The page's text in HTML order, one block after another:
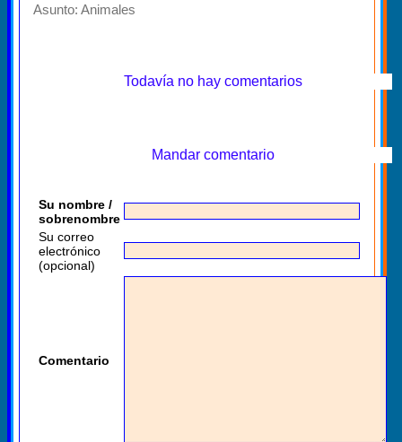
Asunto: Animales
Todavía no hay comentarios
Mandar comentario
Su nombre /
sobrenombre
Su correo
electrónico
(opcional)
Comentario